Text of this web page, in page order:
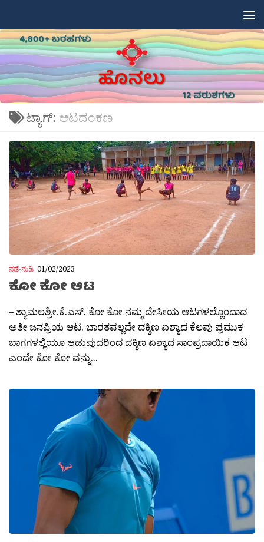
ಟ್ಯಾಗ್: ಆಟದಂಕಣ
ನಡೆ-ನುಡಿ 01/02/2023
ಕೋ ಕೋ ಆಟ
– ಶ್ಯಾಮಲಶ್ರೀ.ಕೆ.ಎಸ್. ಕೋ ಕೋ ನಮ್ಮ ದೇಸೀಯ ಆಟಗಳಲ್ಲೊಂದಾದ
ಅತೀ ಜನಪ್ರಿಯ ಆಟ. ಬಾರತವಲ್ಲದೇ ದಕ್ಶಿಣ ಏಶ್ಯಾದ ಕೆಲವು ಪ್ರಮುಕ
ಬಾಗಗಳಲ್ಲಿಯೂ ಆಡುವುದರಿಂದ ದಕ್ಶಿಣ ಏಶ್ಯಾದ ಸಾಂಪ್ರದಾಯಿಕ ಆಟ
ಎಂದೇ ಕೋ ಕೋ ವನ್ನು...